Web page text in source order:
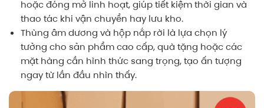
hoặc đóng mở linh hoạt, giúp tiết kiệm thời gian và
thao tác khi vận chuyển hay lưu kho.
Thùng âm dương và hộp nắp rời là lựa chọn lý
tưởng cho sản phẩm cao cấp, quà tặng hoặc các
mặt hàng cần hình thức sang trọng, tạo ấn tượng
ngay từ lần đầu nhìn thấy.